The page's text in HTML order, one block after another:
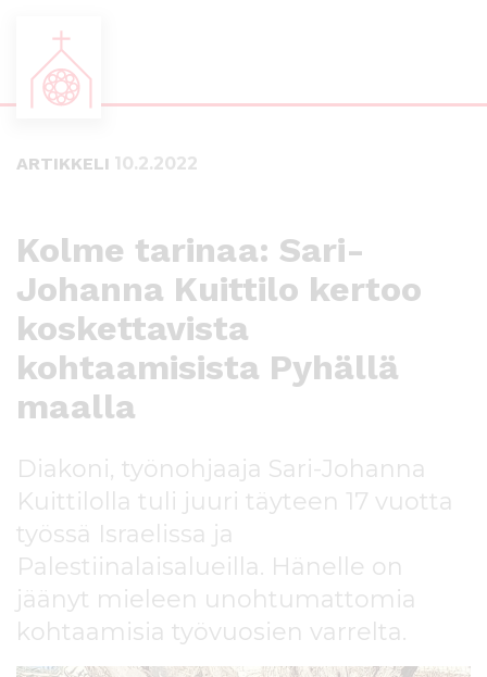
ARTIKKELI 10.2.2022
Kolme tarinaa: Sari-
Johanna Kuittilo kertoo
koskettavista
kohtaamisista Pyhällä
maalla
Diakoni, työnohjaaja Sari-Johanna
Kuittilolla tuli juuri täyteen 17 vuotta
työssä Israelissa ja
Palestiinalaisalueilla. Hänelle on
jäänyt mieleen unohtumattomia
kohtaamisia työvuosien varrelta.